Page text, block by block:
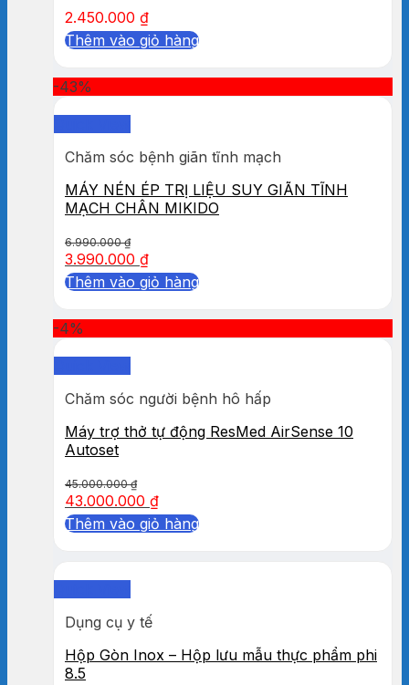
2.450.000 ₫
Thêm vào giỏ hàng
-43%
Chăm sóc bệnh giãn tĩnh mạch
MÁY NÉN ÉP TRỊ LIỆU SUY GIÃN TĨNH
MẠCH CHÂN MIKIDO
6.990.000₫
3.990.000 ₫
Thêm vào giỏ hàng
-4%
Chăm sóc người bệnh hô hấp
Máy trợ thở tự động ResMed AirSense 10
Autoset
45.000.000₫
43.000.000 ₫
Thêm vào giỏ hàng
Dụng cụ y tế
Hộp Gòn Inox – Hộp lưu mẫu thực phẩm phi
8.5